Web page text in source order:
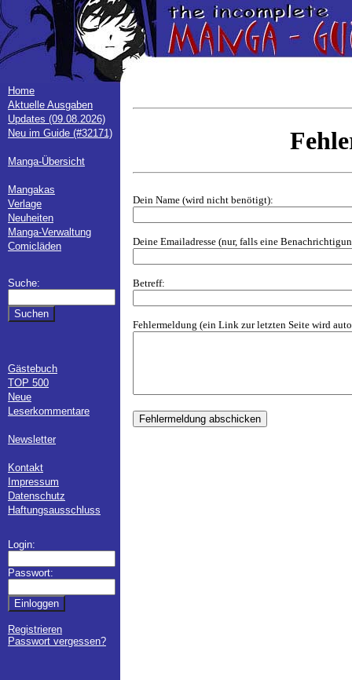
Home
Aktuelle Ausgaben
Updates (09.08.2026)
Neu im Guide (#32171)
Manga-Übersicht
Mangakas
Verlage
Neuheiten
Manga-Verwaltung
Comicläden
Suche:
Gästebuch
TOP 500
Neue
Leserkommentare
Newsletter
Kontakt
Impressum
Datenschutz
Haftungsausschluss
Login:
Passwort:
Registrieren
Passwort vergessen?
Dein Name (wird nicht benötigt):
Deine Emailadresse (nur, falls eine
Betreff:
Fehlermeldung (ein Link zur letzten Seite wird
Fehlermeldung abschicken